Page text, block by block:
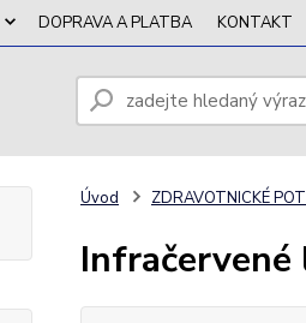
DOPRAVA A PLATBA KONTAKT
Úvod ZDRAVOTNICKÉ
Infračervené